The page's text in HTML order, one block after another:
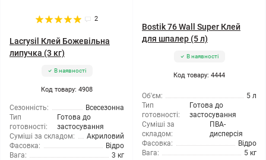
2
Lacrysil Клей Божевільна
липучка (3 кг)
В наявності
Код товару: 4908
Сезонність:
Всесезонна
Тип
готовності:
Готова до
застосування
Суміші за складом:
Акриловий
Фасовка:
Відро
Вага:
3 кг
Bostik 76 Wall Super Клей
для шпалер (5 л)
В наявності
Код товару: 4444
Об'єм:
5 л
Тип
готовності:
Готова до
застосування
Суміші за
складом:
ПВА-
дисперсія
Фасовка:
Відро
Вага:
5 кг